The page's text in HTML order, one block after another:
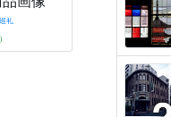
礼
遊廓に泊まる (とんぼの本)